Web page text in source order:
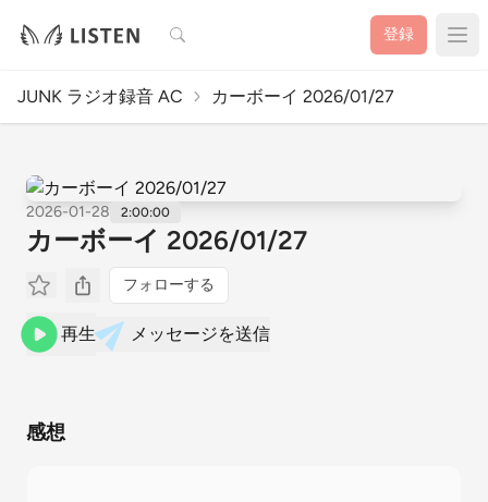
検索 登録
JUNK ラジオ録音 AC カーボーイ 2026/01/27
2026-01-28 2:00:00
カーボーイ 2026/01/27
フォローする
再生 メッセージを送信
感想